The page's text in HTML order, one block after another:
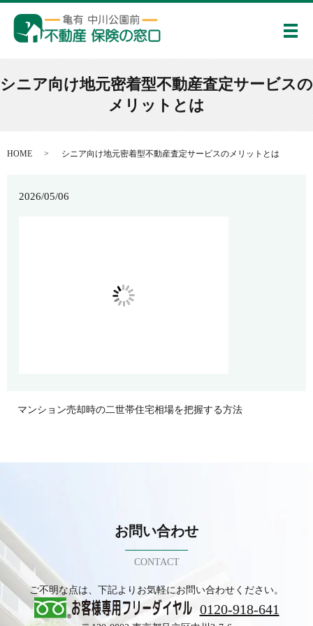
メ
シニア向け地元密着型不動産査定サービスの
メリットとは
HOME シニア向け地元密着型不動産査定サービスのメリットとは
2026/05/06
マンション売却時の二世帯住宅相場を把握する方法
お問い合わせ
CONTACT
ご不明な点は、下記よりお気軽にお問い合わせください。
0120-918-641